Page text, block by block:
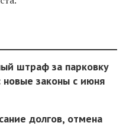
штраф за парковку
новые законы с июня
долгов, отмена